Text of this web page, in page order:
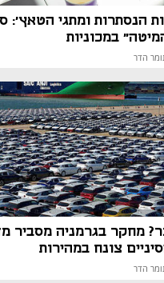
הנסתרות ומתגי הטאץ':
במכוניות
הדר
מחקר בגרמניה מסביר
צונח במהירות
הדר